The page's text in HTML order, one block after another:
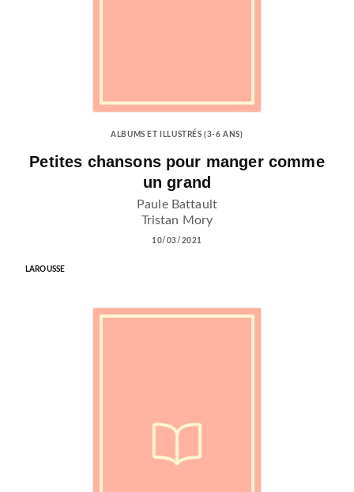
ALBUMS ET ILLUSTRÉS (3-6 ANS)
Petites chansons pour manger comme
un grand
Paule Battault
Tristan Mory
10/03/2021
LAROUSSE